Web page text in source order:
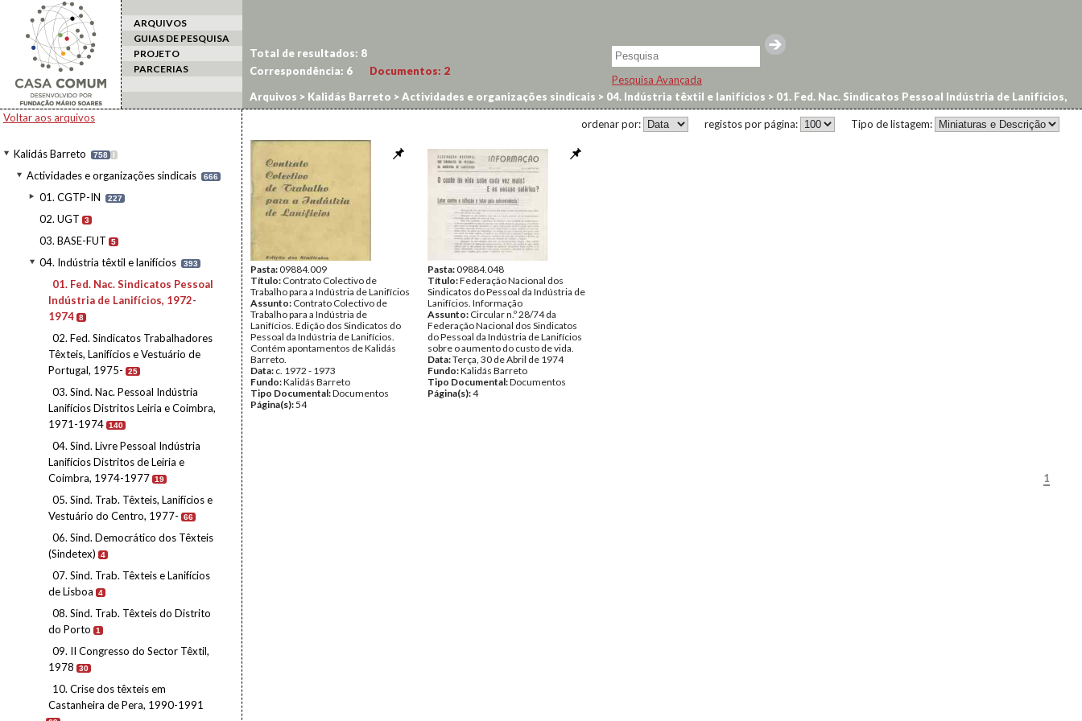
ARQUIVOS
GUIAS DE PESQUISA
PROJETO
PARCERIAS
Pesquisa Avançada
Voltar aos arquivos
Kalidás Barreto 758 I
Actividades e organizações sindicais 666
01. CGTP-IN 227
02. UGT 3
03. BASE-FUT 5
04. Indústria têxtil e lanifícios 393
01. Fed. Nac. Sindicatos Pessoal
Indústria de Lanifícios, 1972-
1974 8
02. Fed. Sindicatos Trabalhadores
Têxteis, Lanifícios e Vestuário de
Portugal, 1975-
25
03. Sind. Nac. Pessoal Indústria
Lanifícios Distritos Leiria e Coimbra,
1971-1974 140
04. Sind. Livre Pessoal Indústria
Lanifícios Distritos de Leiria e
Coimbra, 1974-1977 19
05. Sind. Trab. Têxteis, Lanifícios e
Vestuário do Centro, 1977-
66
06. Sind. Democrático dos Têxteis
(Sindetex)
4
07. Sind. Trab. Têxteis e Lanifícios
de Lisboa
4
08. Sind. Trab. Têxteis do Distrito
do Porto
1
09. II Congresso do Sector Têxtil,
1978
30
10. Crise dos têxteis em
Castanheira de Pera, 1990-1991
Total de resultados: 8
Correspondência: 6 Documentos: 2
Arquivos > Kalidás Barreto >Actividades e organizações sindicais > 04. Indústria têxtil e lanifícios > 01. Fed. Nac. Sindicatos Pessoal Indústria de Lanifícios,
1972-1974
Tipo de listagem:
registos por página:
ordenar por:
Pasta:09884.009
Título: Contrato Colectivo de
Trabalho para a Indústria de Lanifícios
Assunto: Contrato Colectivo de
Trabalho para a Indústria de
Lanifícios. Edição dos Sindicatos do
Pessoal da Indústria de Lanifícios.
Contém apontamentos de Kalidás
Barreto.
Data: c. 1972 - 1973
Fundo:Kalidás Barreto
Tipo Documental:Documentos
Página(s):54
Pasta:09884.048
Título:Federação Nacional dos
Sindicatos do Pessoal da Indústria de
Lanifícios. Informação
Assunto: Circular n.º 28/74 da
Federação Nacional dos Sindicatos
do Pessoal da Indústria de Lanifícios
sobre o aumento do custo de vida.
Data:Terça, 30 de Abril de 1974
Fundo:Kalidás Barreto
Tipo Documental:Documentos
Página(s):4
1